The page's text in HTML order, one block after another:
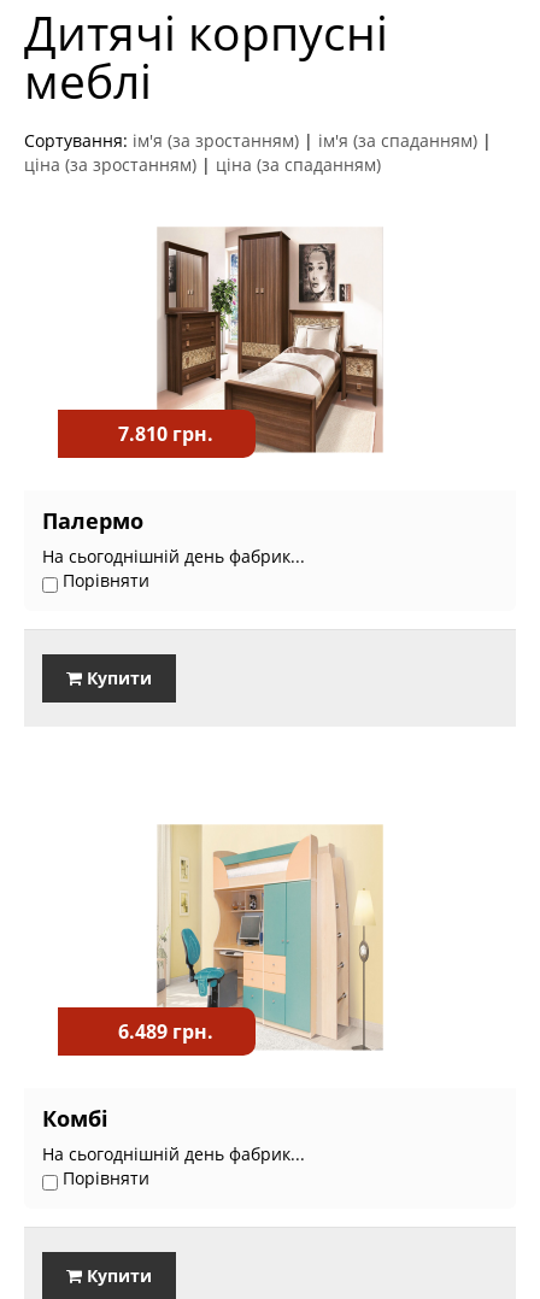
Дитячі корпусні
меблі
Сортування: ім'я (за зростанням) | ім'я (за спаданням) |
ціна (за зростанням) | ціна (за спаданням)
7.810 грн.
Палермо
На сьогоднішній день фабрик...
Порівняти
Купити
6.489 грн.
Комбі
На сьогоднішній день фабрик...
Порівняти
Купити